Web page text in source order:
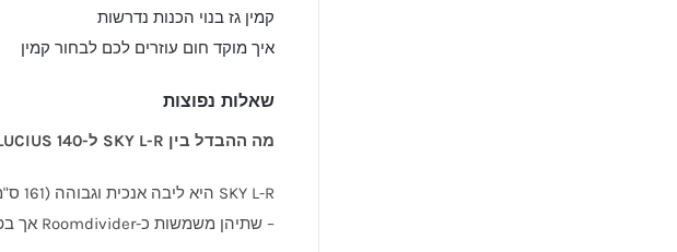
קמין גז בנוי הכנות נדרשות
איך מוקד חום עוזרים לכם לבחור קמין
שאלות נפוצות
מה ההבדל בין SKY L-R ל-LUCIUS 140?
– שתיהן משמשות כ-Roomdivider אך בפרופורציות שונות לגמרי.